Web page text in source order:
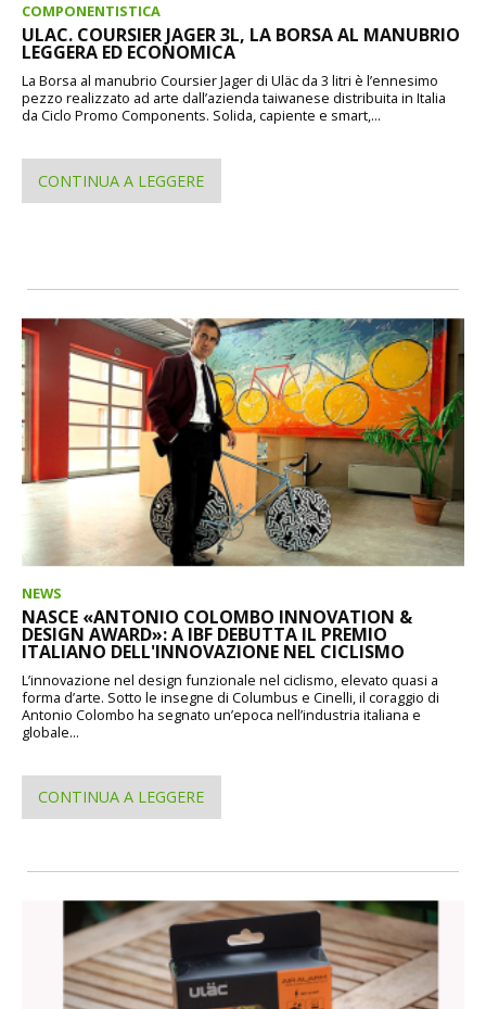
COMPONENTISTICA
ULAC. COURSIER JAGER 3L, LA BORSA AL MANUBRIO
LEGGERA ED ECONOMICA
La Borsa al manubrio Coursier Jager di Uläc da 3 litri è l’ennesimo
pezzo realizzato ad arte dall’azienda taiwanese distribuita in Italia
da Ciclo Promo Components. Solida, capiente e smart,...
CONTINUA A LEGGERE
NEWS
NASCE «ANTONIO COLOMBO INNOVATION &
DESIGN AWARD»: A IBF DEBUTTA IL PREMIO
ITALIANO DELL'INNOVAZIONE NEL CICLISMO
L’innovazione nel design funzionale nel ciclismo, elevato quasi a
forma d’arte. Sotto le insegne di Columbus e Cinelli, il coraggio di
Antonio Colombo ha segnato un’epoca nell’industria italiana e
globale...
CONTINUA A LEGGERE